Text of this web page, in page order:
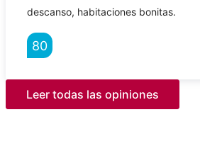
descanso, habitaciones bonitas.
80
Leer todas las opiniones